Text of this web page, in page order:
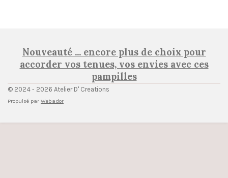
Nouveauté ... encore plus de choix pour
accorder vos tenues, vos envies avec ces
pampilles
© 2024 - 2026 Atelier D' Creations
Propulsé par Webador